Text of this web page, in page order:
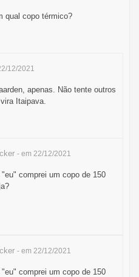
qual copo térmico?
12/2021
apenas. Não tente outros
Itaipava.
- em 22/12/2021
comprei um copo de 150
- em 22/12/2021
comprei um copo de 150